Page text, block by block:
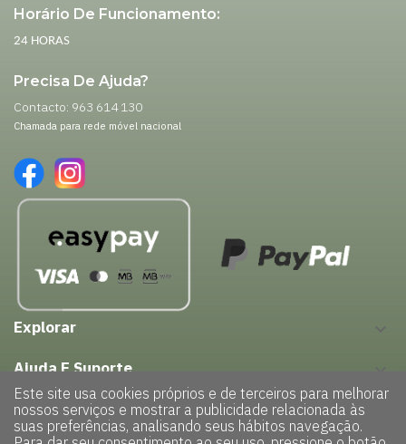
Horário De Funcionamento:
24 HORAS
Precisa De Ajuda?
Contacto: 963 614 130
Chamada para rede móvel nacional
Explorar keyboard_arrow_down
Ajuda E Suporte
Este site usa cookies próprios e de terceiros para melhorar
nossos serviços e mostrar a publicidade relacionada às
suas preferências, analisando seus hábitos navegação.